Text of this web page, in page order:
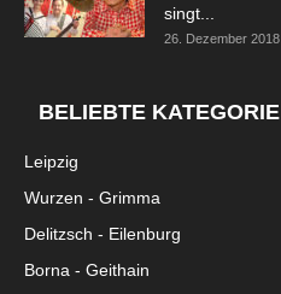
singt...
26. Dezember 2018
BELIEBTE KATEGORIE
Leipzig
Wurzen - Grimma
Delitzsch - Eilenburg
Borna - Geithain